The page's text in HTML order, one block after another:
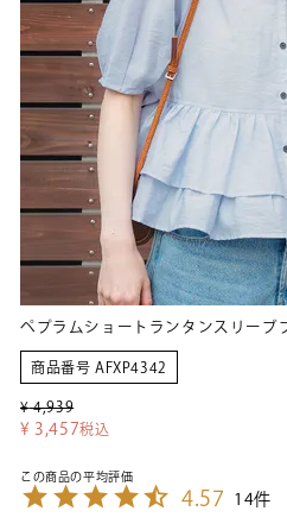
ペプラムショートランタンスリーブ
商品番号 AFXP4342
¥ 4,939
¥ 3,457税込
4.57 14